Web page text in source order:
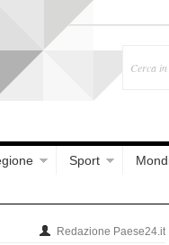
Sport
Redazione Paese24.it